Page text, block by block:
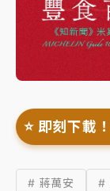
⭐️ 即刻下載
# 蔣萬安 #